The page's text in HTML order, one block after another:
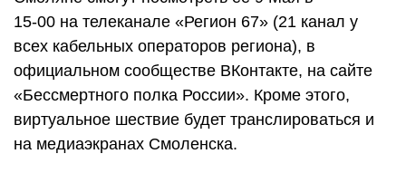
15-00 на телеканале «Регион 67» (21 канал у
всех кабельных операторов региона), в
официальном сообществе ВКонтакте, на сайте
«Бессмертного полка России». Кроме этого,
виртуальное шествие будет транслироваться и
на медиаэкранах Смоленска.